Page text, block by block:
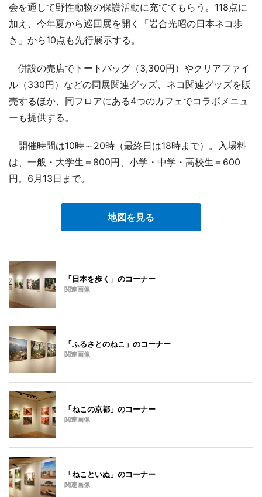
会を通して野性動物の保護活動に充ててもらう。118点に
加え、今年夏から巡回展を開く「岩合光昭の日本ネコ歩
き」から10点も先行展示する。
併設の売店でトートバッグ（3,300円）やクリアファイ
ル（330円）などの同展関連グッズ、ネコ関連グッズを販
売するほか、同フロアにある4つのカフェでコラボメニュ
ーも提供する。
開催時間は10時～20時（最終日は18時まで）。入場料
は、一般・大学生＝800円、小学・中学・高校生＝600
円。6月13日まで。
地図を見る
「日本を歩く」のコーナー
関連画像
「ふるさとのねこ」のコーナー
関連画像
「ねこの京都」のコーナー
関連画像
「ねこといぬ」のコーナー
関連画像